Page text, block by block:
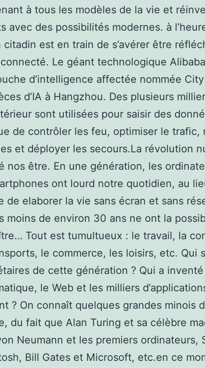
à tous les modèles de la vie et
avec des possibilités modernes. à
citadin est en train de s’avérer être
Le géant technologique
d’intelligence affectée nommée
d’IA à Hangzhou. Des plusieurs
sont utilisées pour saisir des
de contrôler les feu, optimiser le trafic,
et déployer les secours.La révolution
nos être. En une génération, les
ont lourd notre quotidien, au
de elaborer la vie sans écran et sans
moins de environ 30 ans ne ont la
Tout est tumultueux : le travail, la
le commerce, les loisirs, etc. Qui
de cette génération ? Qui a inventé
le Web et les milliers
? On connaît quelques grandes minois
du fait que Alan Turing et sa célèbre
Neumann et les premiers ordinateurs,
Bill Gates et Microsoft, etc.en ce